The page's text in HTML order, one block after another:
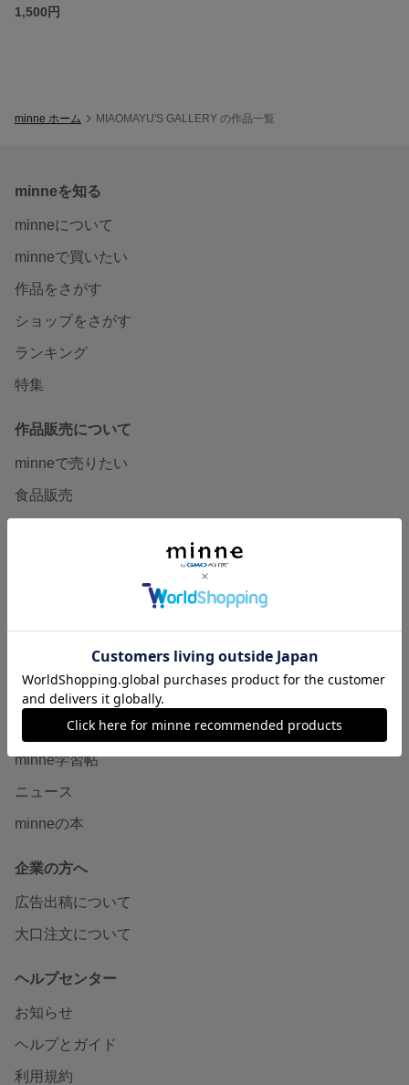
1,500円
minne ホーム MIAOMAYU'S GALLERY の作品一覧
minneを知る
minneについて
minneで買いたい
作品をさがす
ショップをさがす
ランキング
特集
作品販売について
minneで売りたい
食品販売
販売支援企画・イベント
読みもの
minneとものづくりと
minne学習帖
ニュース
minneの本
企業の方へ
広告出稿について
大口注文について
ヘルプセンター
お知らせ
ヘルプとガイド
利用規約